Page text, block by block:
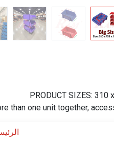
PRODUCT SIZES: 310
than one unit together,